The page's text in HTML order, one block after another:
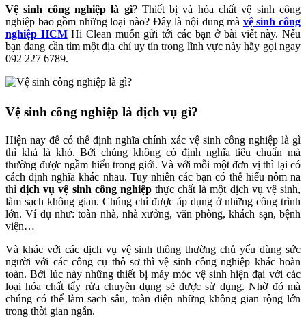
Vệ sinh công nghiệp là gì? Thiết bị và hóa chất vệ sinh công
nghiệp bao gồm những loại nào? Đây là nội dung mà vệ sinh công
nghiệp HCMHi Clean muốn gửi tới các bạn ở bài viết này. Nếu
bạn đang cần tìm một địa chỉ uy tín trong lĩnh vực này hãy gọi ngay
092 227 6789.
Vệ sinh công nghiệp là dịch vụ gì?
Hiện nay để có thể định nghĩa chính xác vệ sinh công nghiệp là gì
thì khá là khó. Bởi chúng không có định nghĩa tiêu chuẩn mà
thường được ngầm hiểu trong giới. Và với mỗi một đơn vị thì lại có
cách định nghĩa khác nhau. Tuy nhiên các bạn có thể hiểu nôm na
thìdịch vụ vệ sinh công nghiệpthực chất là một dịch vụ vệ sinh,
làm sạch không gian. Chúng chỉ được áp dụng ở những công trình
lớn. Ví dụ như: toàn nhà, nhà xưởng, văn phòng, khách sạn, bệnh
viện…
Và khác với các dịch vụ vệ sinh thông thường chủ yếu dùng sức
người với các công cụ thô sơ thì vệ sinh công nghiệp khác hoàn
toàn. Bởi lúc này những thiết bị máy móc vệ sinh hiện đại với các
loại hóa chất tẩy rửa chuyên dụng sẽ được sử dụng. Nhờ đó mà
chúng có thể làm sạch sâu, toàn diện những không gian rộng lớn
trong thời gian ngắn.